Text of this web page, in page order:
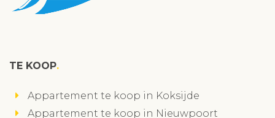
TE KOOP
Appartement te koop in Koksijde
Appartement te koop in Nieuwpoort